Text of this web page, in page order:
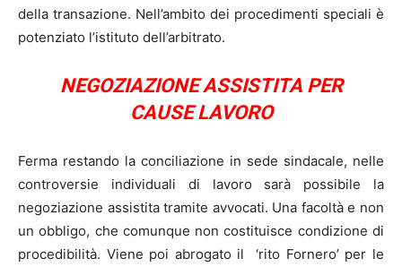
della transazione. Nell’ambito dei procedimenti speciali è
potenziato l’istituto dell’arbitrato.
NEGOZIAZIONE ASSISTITA PER
CAUSE LAVORO
Ferma restando la conciliazione in sede sindacale, nelle
controversie individuali di lavoro sarà possibile la
negoziazione assistita tramite avvocati. Una facoltà e non
un obbligo, che comunque non costituisce condizione di
procedibilità. Viene poi abrogato il ‘rito Fornero’ per le